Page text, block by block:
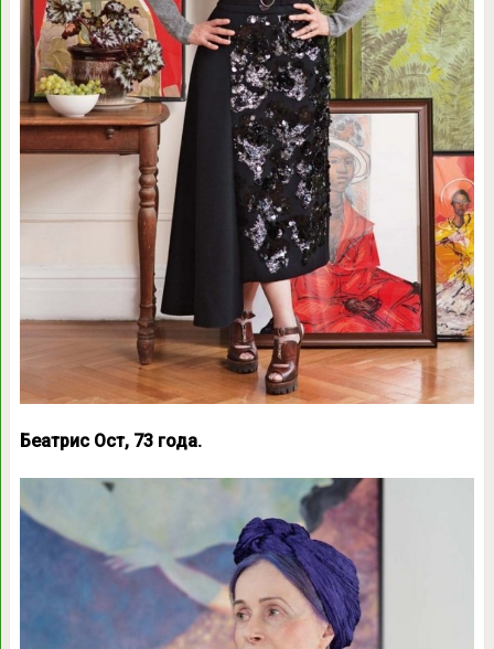
Беатрис Ост, 73 года.